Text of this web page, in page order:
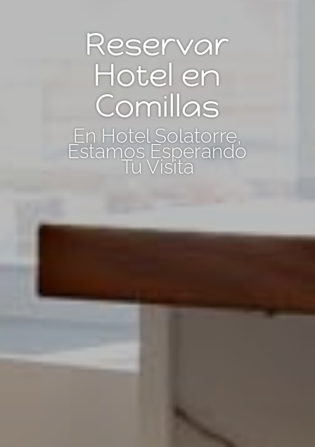
Reservar
Hotel en
Comillas
En Hotel Solatorre,
Estamos Esperando
Tu Visita